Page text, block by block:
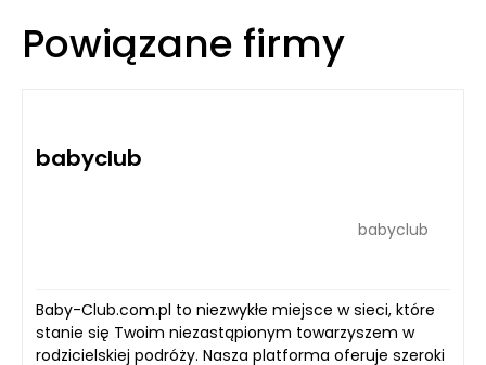
Powiązane firmy
babyclub
babyclub
Baby-Club.com.pl to niezwykłe miejsce w sieci, które
stanie się Twoim niezastąpionym towarzyszem w
rodzicielskiej podróży. Nasza platforma oferuje szeroki